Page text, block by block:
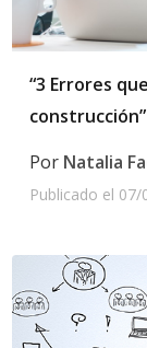
“3 Errores
construcción”
Por Natalia
Publicado el 07/